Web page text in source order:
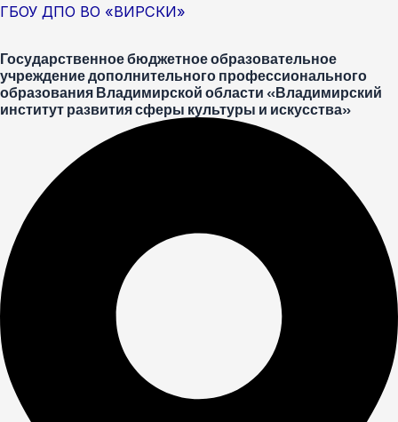
Перейти
содержимому
ГБОУ ДПО ВО «ВИРСКИ»
Государственное бюджетное образовательное
учреждение дополнительного профессионального
образования Владимирской области «Владимирский
институт развития сферы культуры и искусства»
Меню
Post